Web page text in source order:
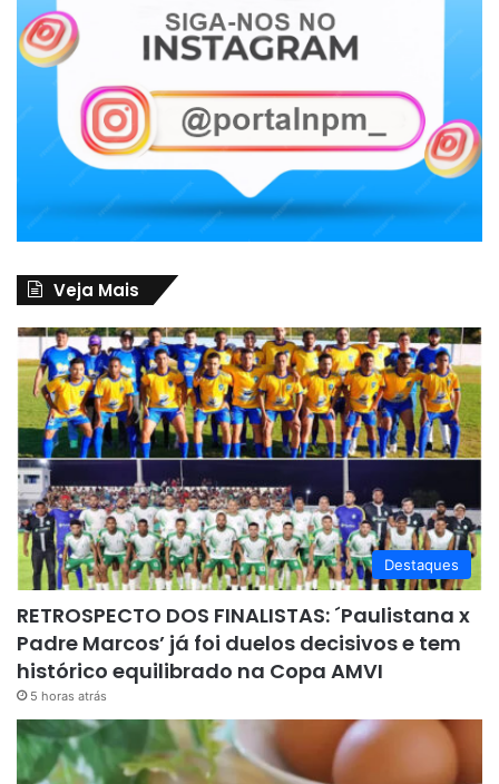
Veja Mais
Destaques
RETROSPECTO DOS FINALISTAS: ´Paulistana x
Padre Marcos’ já foi duelos decisivos e tem
histórico equilibrado na Copa AMVI
5 horas atrás